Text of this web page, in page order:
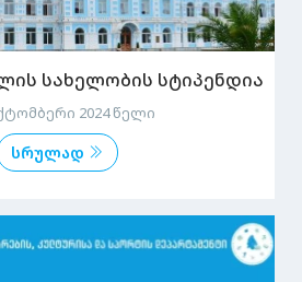
სახელობის სტიპენდია
2024 წელი
სრულად